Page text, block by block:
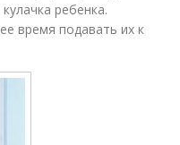
ребенка.
время подавать их к